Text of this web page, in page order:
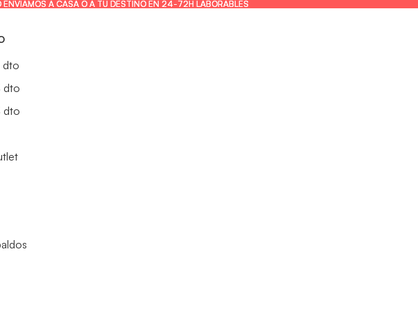
ENVIAMOS A CASA O A TU DESTINO EN 24-72H LABORABLES
ENVIAMOS A CASA O A TU DESTINO EN 24-72H LABORABLES
dto
dto
dto